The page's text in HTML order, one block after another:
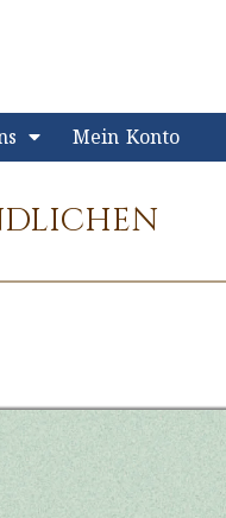
Mein Konto